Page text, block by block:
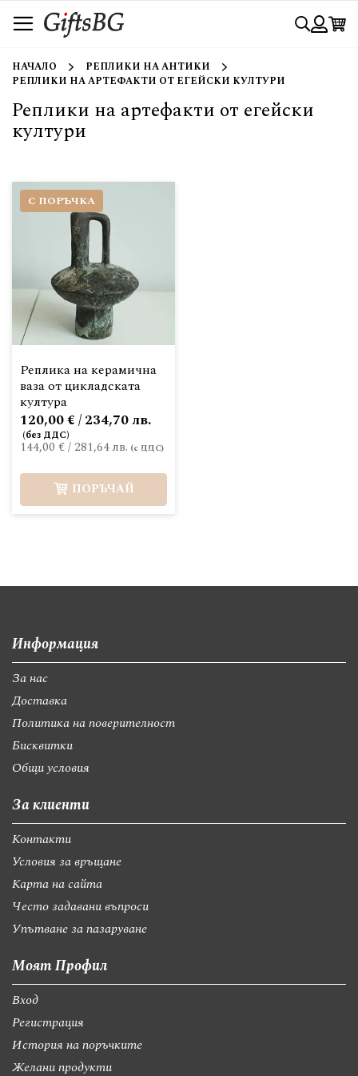
към
съдържанието
Търси
НАЧАЛО
РЕПЛИКИ НА АНТИКИ
РЕПЛИКИ НА АРТЕФАКТИ ОТ ЕГЕЙСКИ КУЛТУРИ
Реплики на артефакти от егейски
култури
С ПОРЪЧКА
Реплика на керамична
ваза от цикладската
култура
144,00 €/281,64 лв.
120,00 € / 234,70 лв.
ПОРЪЧАЙ
Информация
За нас
Доставка
Политика на поверителност
Бисквитки
Общи условия
За клиенти
Контакти
Условия за връщане
Карта на сайта
Често задавани въпроси
Упътване за пазаруване
Моят Профил
Вход
Регистрация
История на поръчките
Желани продукти